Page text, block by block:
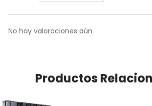
No hay valoraciones aún.
Productos